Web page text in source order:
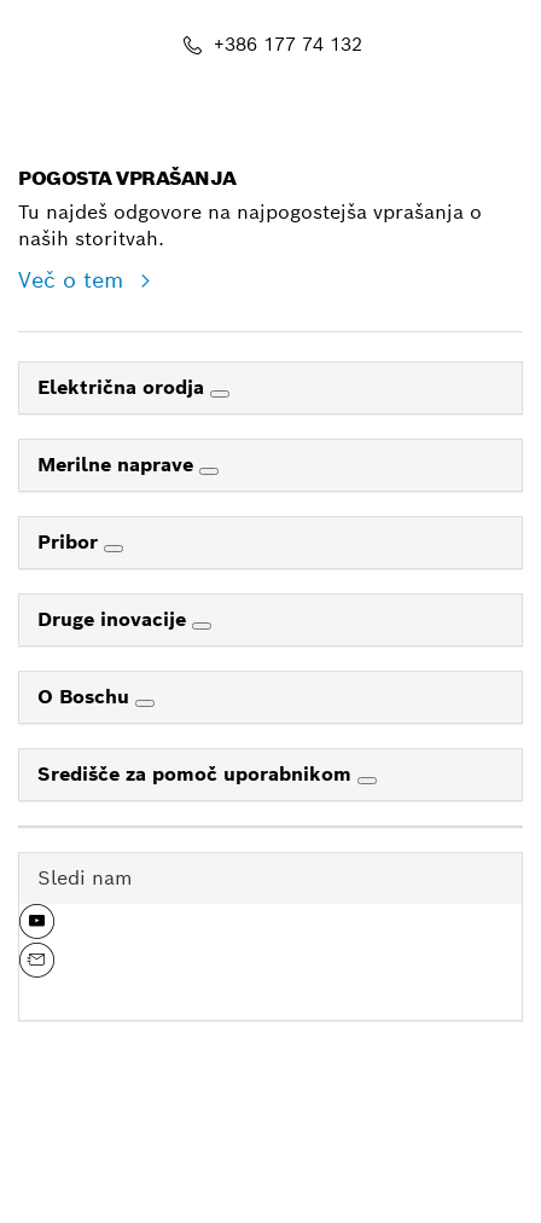
+386 177 74 132
POGOSTA VPRAŠANJA
Tu najdeš odgovore na najpogostejša vprašanja o
naših storitvah.
Več o tem
Električna orodja
Merilne naprave
Pribor
Druge inovacije
O Boschu
Središče za pomoč uporabnikom
Sledi nam